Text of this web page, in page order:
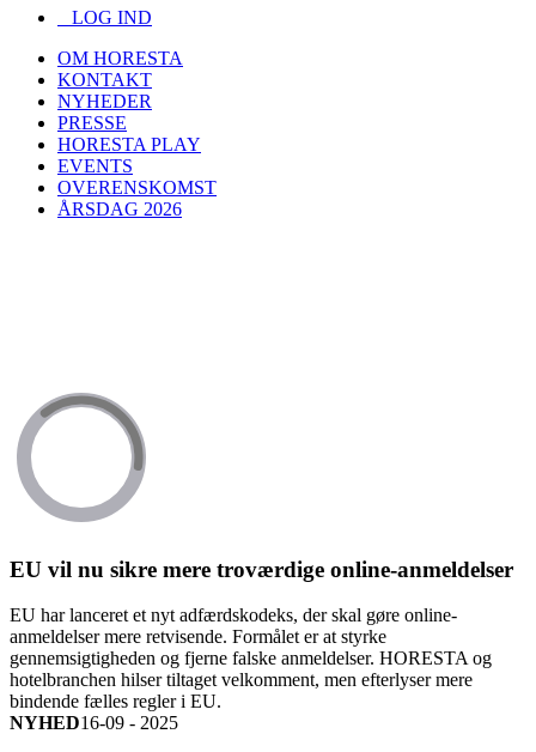
LOG IND
OM HORESTA
KONTAKT
NYHEDER
PRESSE
HORESTA PLAY
EVENTS
OVERENSKOMST
ÅRSDAG 2026
EU vil nu sikre mere troværdige online-anmeldelser
EU har lanceret et nyt adfærdskodeks, der skal gøre online-
anmeldelser mere retvisende. Formålet er at styrke
gennemsigtigheden og fjerne falske anmeldelser. HORESTA og
hotelbranchen hilser tiltaget velkomment, men efterlyser mere
bindende fælles regler i EU.
NYHED16-09 - 2025